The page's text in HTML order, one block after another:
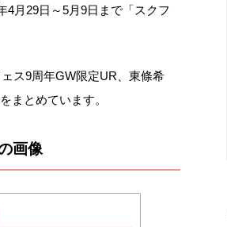
4月29日～5月9日まで「スクフ
ス9周年GW限定UR、東條希
まとめています。
画像